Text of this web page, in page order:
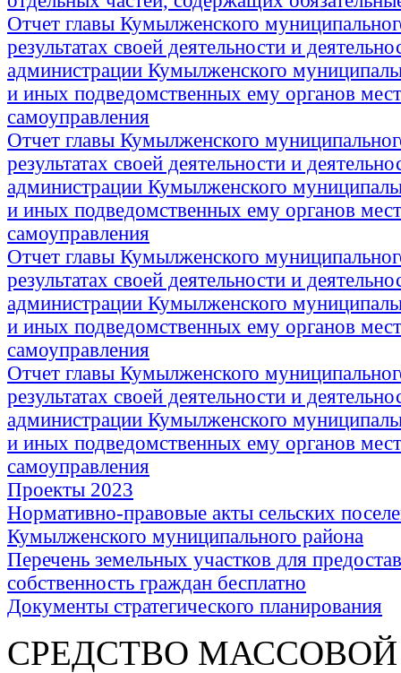
Отчет главы Кумылженского
результатах своей деятельности и
администрации Кумылженского
и иных подведомственных ему органов
самоуправления
Отчет главы Кумылженского
результатах своей деятельности и
администрации Кумылженского
и иных подведомственных ему органов
самоуправления
Отчет главы Кумылженского
результатах своей деятельности и
администрации Кумылженского
и иных подведомственных ему органов
самоуправления
Отчет главы Кумылженского
результатах своей деятельности и
администрации Кумылженского
и иных подведомственных ему органов
самоуправления
Проекты 2023
Нормативно-правовые акты сельских
Кумылженского муниципального района
Перечень земельных участков для
собственность граждан бесплатно
Документы стратегического планирования
СРЕДСТВО